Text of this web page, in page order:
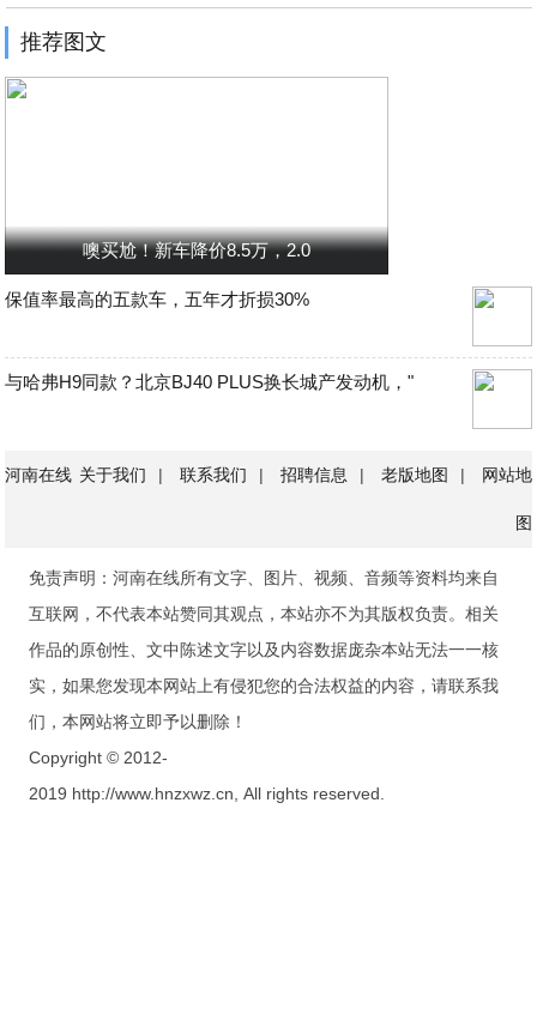
推荐图文
噢买尬！新车降价8.5万，2.0
保值率最高的五款车，五年才折损30%
与哈弗H9同款？北京BJ40 PLUS换长城产发动机，"
河南在线 关于我们 | 联系我们 | 招聘信息 | 老版地图 | 网站地
图
免责声明：河南在线所有文字、图片、视频、音频等资料均来自
互联网，不代表本站赞同其观点，本站亦不为其版权负责。相关
作品的原创性、文中陈述文字以及内容数据庞杂本站无法一一核
实，如果您发现本网站上有侵犯您的合法权益的内容，请联系我
们，本网站将立即予以删除！
Copyright © 2012-
2019 http://www.hnzxwz.cn, All rights reserved.